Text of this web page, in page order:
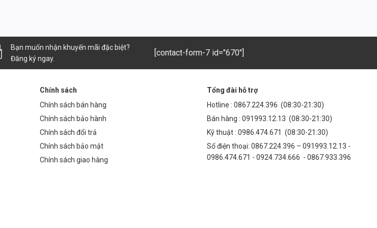
rõ và tự nhiên
Bạn muốn nhận khuyến mãi đặc biệt?
Đăng ký ngay.
[contact-form-7 id="670"]
Chính sách
Chính sách bán hàng
Chính sách bảo hành
Chính sách đổi trả
Chính sách bảo mật
Chính sách giao hàng
Tổng đài hỗ trợ
Hotline : 0867.224.396 (08:30-21:30)
Bán hàng : 091993.12.13 (08:30-21:30)
Kỹ thuật : 0986.474.671 (08:30-21:30)
Số điện thoại: 0867.224.396 – 091993.12.13 -
0986.474.671 - 0924.734.666 - 0867.933.396